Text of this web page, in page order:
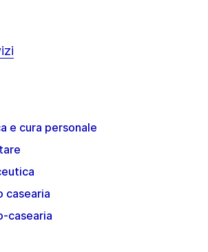
e cura personale
casearia
casearia